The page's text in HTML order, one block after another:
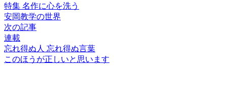
特集 名作に心を洗う
安岡教学の世界
次の記事
連載
忘れ得ぬ人 忘れ得ぬ言葉
このほうが正しいと思います